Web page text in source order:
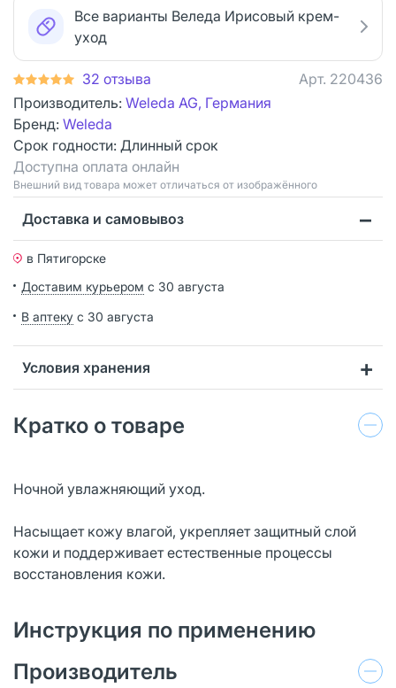
Все варианты Веледа Ирисовый крем-
уход
32 отзыва Арт. 220436
Производитель: Weleda AG, Германия
Бренд: Weleda
Срок годности: Длинный срок
Доступна оплата онлайн
Bнешний вид товара может отличаться от изображённого
Доставка и самовывоз
в Пятигорске
Доставим курьером с 30 августа
В аптеку с 30 августа
Условия хранения
Кратко о товаре
Ночной увлажняющий уход.
Насыщает кожу влагой, укрепляет защитный слой
кожи и поддерживает естественные процессы
восстановления кожи.
Инструкция по применению
Производитель